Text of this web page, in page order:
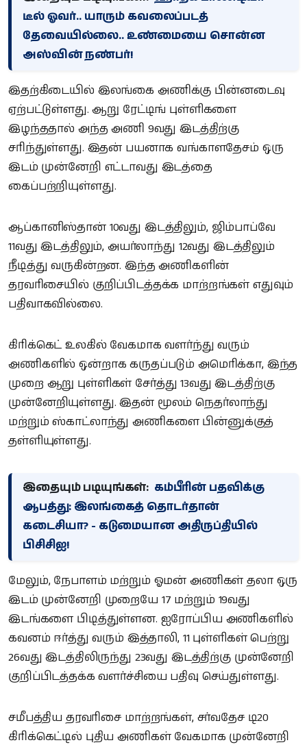
டீல் ஓவர்.. யாரும் கவலைப்படத்
தேவையில்லை.. உண்மையை சொன்ன
அஸ்வின் நண்பர்!
இதற்கிடையில் இலங்கை அணிக்கு பின்னடைவு
ஏற்பட்டுள்ளது. ஆறு ரேட்டிங் புள்ளிகளை
இழந்ததால் அந்த அணி 9வது இடத்திற்கு
சரிந்துள்ளது. இதன் பயனாக வங்காளதேசம் ஒரு
இடம் முன்னேறி எட்டாவது இடத்தை
கைப்பற்றியுள்ளது.
ஆப்கானிஸ்தான் 10வது இடத்திலும், ஜிம்பாப்வே
11வது இடத்திலும், அயர்லாந்து 12வது இடத்திலும்
நீடித்து வருகின்றன. இந்த அணிகளின்
தரவரிசையில் குறிப்பிடத்தக்க மாற்றங்கள் எதுவும்
பதிவாகவில்லை.
கிரிக்கெட் உலகில் வேகமாக வளர்ந்து வரும்
அணிகளில் ஒன்றாக கருதப்படும் அமெரிக்கா, இந்த
முறை ஆறு புள்ளிகள் சேர்த்து 13வது இடத்திற்கு
முன்னேறியுள்ளது. இதன் மூலம் நெதர்லாந்து
மற்றும் ஸ்காட்லாந்து அணிகளை பின்னுக்குத்
தள்ளியுள்ளது.
இதையும் படியுங்கள்: கம்பீரின் பதவிக்கு
ஆபத்து: இலங்கைத் தொடர்தான்
கடைசியா? - கடுமையான அதிருப்தியில்
பிசிசிஐ!
மேலும், நேபாளம் மற்றும் ஓமன் அணிகள் தலா ஒரு
இடம் முன்னேறி முறையே 17 மற்றும் 19வது
இடங்களை பிடித்துள்ளன. ஐரோப்பிய அணிகளில்
கவனம் ஈர்த்து வரும் இத்தாலி, 11 புள்ளிகள் பெற்று
26வது இடத்திலிருந்து 23வது இடத்திற்கு முன்னேறி
குறிப்பிடத்தக்க வளர்ச்சியை பதிவு செய்துள்ளது.
சமீபத்திய தரவரிசை மாற்றங்கள், சர்வதேச டி20
கிரிக்கெட்டில் புதிய அணிகள் வேகமாக முன்னேறி